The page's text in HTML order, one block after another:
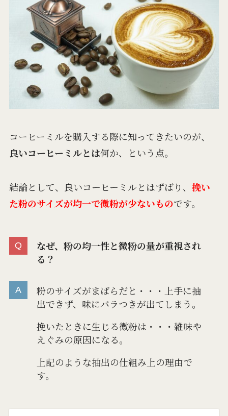
コーヒーミルを購入する際に知ってきたいのが、
良いコーヒーミルとは何か、という点。
結論として、良いコーヒーミルとはずばり、 挽い
た粉のサイズが均一で微粉が少ないものです。
なぜ、粉の均一性と微粉の量が重視され
る？
粉のサイズがまばらだと・・・上手に抽
出できず、味にバラつきが出てしまう。
挽いたときに生じる微粉は・・・雑味や
えぐみの原因になる。
上記のような抽出の仕組み上の理由で
す。